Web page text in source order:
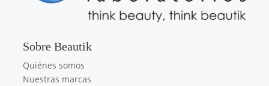
Sobre Beautik
Quiénes somos
Nuestras marcas